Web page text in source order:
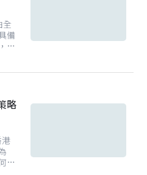
全
備
達
而
上
略
透